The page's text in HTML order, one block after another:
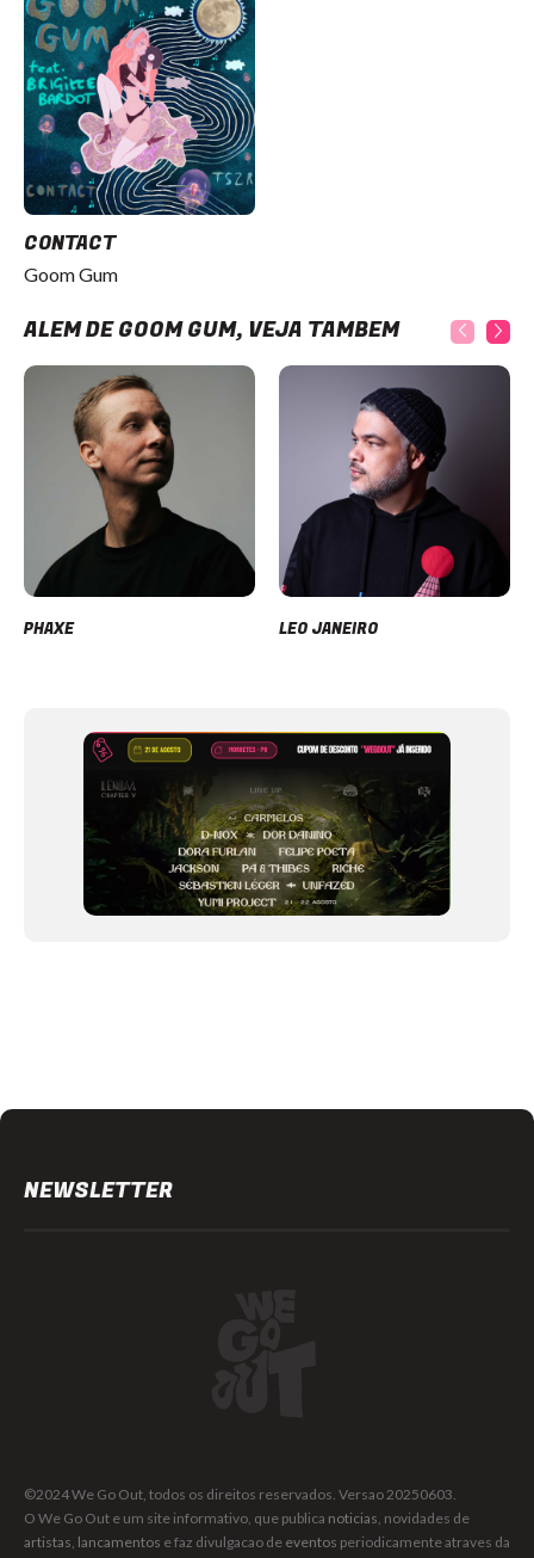
CONTACT
Goom Gum
ALÉM DE GOOM GUM, VEJA TAMBÉM
PHAXE LEO JANEIRO
NEWSLETTER
©2024 We Go Out, todos os direitos reservados. Versao 20250603.
O We Go Out e um site informativo, que publica noticias, novidades de
artistas, lancamentos e faz divulgacao de eventos periodicamente atraves da